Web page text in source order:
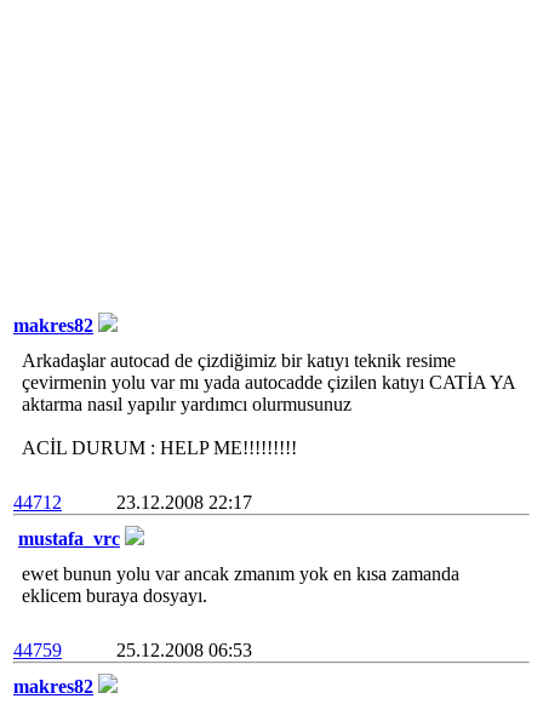
makres82
Arkadaşlar autocad de çizdiğimiz bir katıyı teknik resime
çevirmenin yolu var mı yada autocadde çizilen katıyı CATİA YA
aktarma nasıl yapılır yardımcı olurmusunuz
ACİL DURUM : HELP ME!!!!!!!!!
44712
23.12.2008 22:17
mustafa_vrc
ewet bunun yolu var ancak zmanım yok en kısa zamanda
eklicem buraya dosyayı.
44759
25.12.2008 06:53
makres82